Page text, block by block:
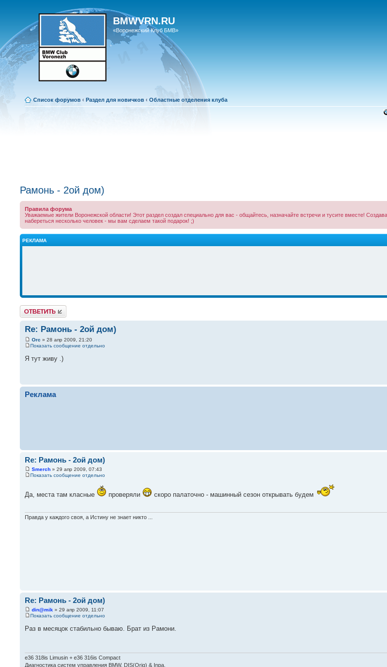
BMWVRN.RU
«Воронежский Клуб БМВ»
Список форумов ‹ Раздел для новичков ‹ Областные отделения клуба
Рамонь - 2ой дом)
Правила форума
Уважаемые жители Воронежской области! Этот раздел создал специально для вас - общайтесь, назначайте встречи и тусите вместе!
набереться несколько человек - мы вам сделаем такой подарок! ;)
РЕКЛАМА
Ответить
Re: Рамонь - 2ой дом)
Orc » 28 апр 2009, 21:20
Показать сообщение отдельно
Я тут живу .)
Реклама
Re: Рамонь - 2ой дом)
Smerch » 29 апр 2009, 07:43
Показать сообщение отдельно
Да, места там класные проверяли скоро палаточно - машинный сезон открывать будем
Правда у каждого своя, а Истину не знает никто ...
Re: Рамонь - 2ой дом)
din@mik » 29 апр 2009, 11:07
Показать сообщение отдельно
Раз в месяцок стабильно бываю. Брат из Рамони.
e36 318is Limusin + e36 316is Compact
Диагностика систем управления BMW. DIS(Orig) & Inpa.